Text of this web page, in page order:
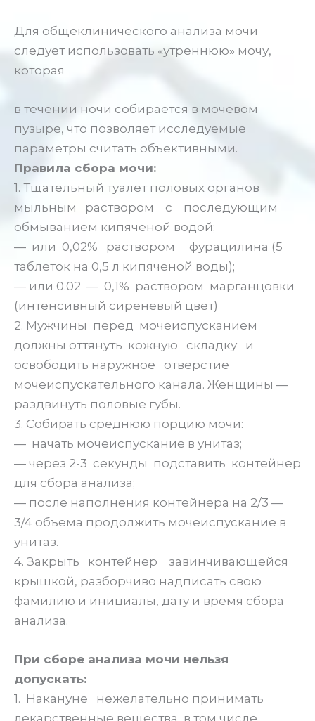
Для общеклинического анализа мочи
следует использовать «утреннюю» мочу,
которая
в течении ночи собирается в мочевом
пузыре, что позволяет исследуемые
параметры считать объективными.
Правила сбора мочи:
1. Тщательный туалет половых органов
мыльным раствором с последующим
обмыванием кипяченой водой;
— или 0,02% раствором фурацилина (5
таблеток на 0,5 л кипяченой воды);
— или 0.02 — 0,1% раствором марганцовки
(интенсивный сиреневый цвет)
2. Мужчины перед мочеиспусканием
должны оттянуть кожную складку и
освободить наружное отверстие
мочеиспускательного канала. Женщины —
раздвинуть половые губы.
3. Собирать среднюю порцию мочи:
— начать мочеиспускание в унитаз;
— через 2-3 секунды подставить контейнер
для сбора анализа;
— после наполнения контейнера на 2/3 —
3/4 объема продолжить мочеиспускание в
унитаз.
4. Закрыть контейнер завинчивающейся
крышкой, разборчиво надписать свою
фамилию и инициалы, дату и время сбора
анализа.
При сборе анализа мочи нельзя
допускать:
1. Накануне нежелательно принимать